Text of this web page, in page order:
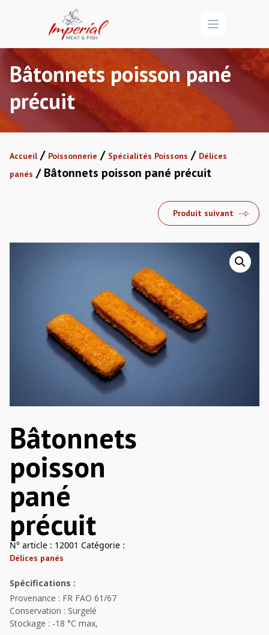
Open menu
Bâtonnets poisson pané
précuit
Accueil/ Poissonnerie / Spécialités Poissons / Délices
panés / Bâtonnets poisson pané précuit
Produit suivant
Bâtonnets
poisson
pané
précuit
N° article : 12001 Catégorie :
Délices panés
Spécifications :
Provenance : FR FAO 61/67
Conservation : Surgelé
Stockage : -18 °C max,